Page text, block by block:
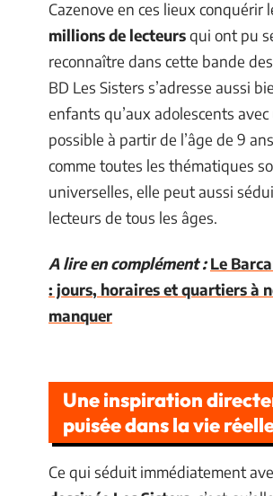
Cazenove en ces lieux conquérir
millions de lecteursqui ont pu
reconnaître dans cette bande
BD Les Sisters s’adresse aussi
enfants qu’aux adolescents
possible à partir de l’âge de 9
comme toutes les thématiques
universelles, elle peut aussi
lecteurs de tous les âges.
A lire en complément : Le
: jours, horaires et quartiers à
manquer
Une inspiration
puisée dans la vie
Ce qui séduit immédiatement